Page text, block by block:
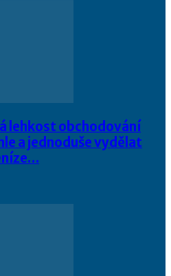
lehkost obchodování
a jednoduše vydělat